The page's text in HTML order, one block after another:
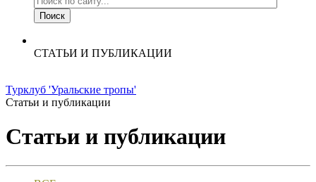
СТАТЬИ И ПУБЛИКАЦИИ
Турклуб 'Уральские тропы'
Статьи и публикации
Статьи и публикации